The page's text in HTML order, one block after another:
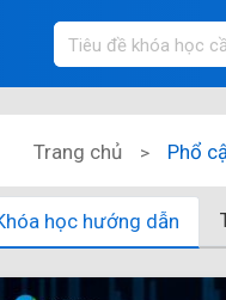
Trang chủ Phổ
học hướng dẫn